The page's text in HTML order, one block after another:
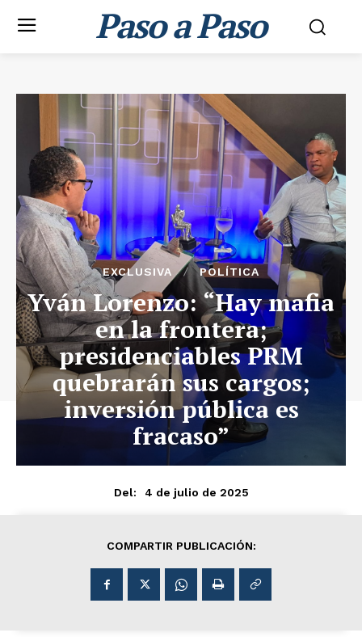
Paso a Paso
EXCLUSIVA POLÍTICA
Yván Lorenzo: “Hay mafia
en la frontera;
presidenciables PRM
quebrarán sus cargos;
inversión pública es
fracaso”
Del: 4 de julio de 2025
COMPARTIR PUBLICACIÓN: